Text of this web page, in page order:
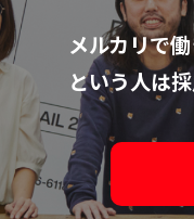
メルカリで
という人は